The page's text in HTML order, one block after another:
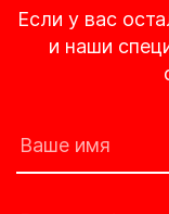
Если у вас
и наши